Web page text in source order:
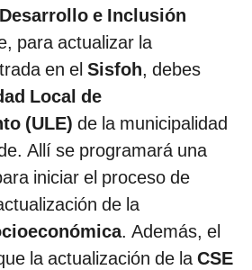
e Inclusión
para actualizar la
en el Sisfoh, debes
Local de
(ULE) de la municipalidad
Allí se programará una
iniciar el proceso de
de la
. Además, el
la actualización de la CSE